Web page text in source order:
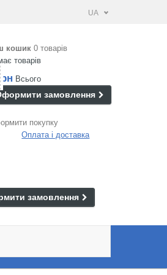
UA
кошик 0 товарів
товарів
Всього
замовлення
покупку
Оплата і доставка
замовлення